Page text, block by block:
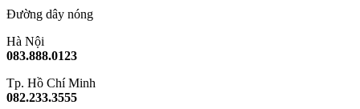
Đường dây nóng
Hà Nội
083.888.0123
Tp. Hồ Chí Minh
082.233.3555